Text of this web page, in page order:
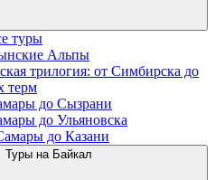
туры
Альпы
трилогия: от Симбирска до
терм
до Сызрани
до Ульяновска
до Казани
Туры на Байкал